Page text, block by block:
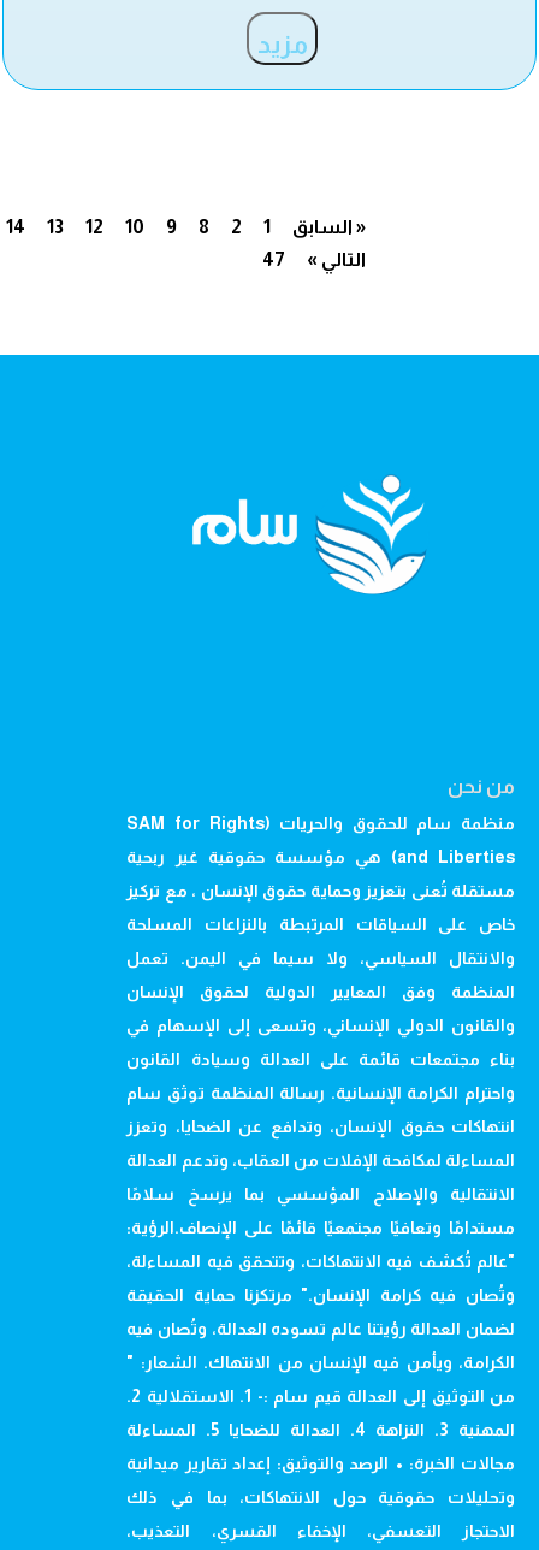
مزيد
« السابق 1
2
8
9
10
12
13
14
47
التالي »
من نحن
منظمة سام للحقوق والحريات (SAM for Rights
and Liberties) هي مؤسسة حقوقية غير ربحية
مستقلة تُعنى بتعزيز وحماية حقوق الإنسان ، مع تركيز
خاص على السياقات المرتبطة بالنزاعات المسلحة
والانتقال السياسي، ولا سيما في اليمن. تعمل
المنظمة وفق المعايير الدولية لحقوق الإنسان
والقانون الدولي الإنساني، وتسعى إلى الإسهام في
بناء مجتمعات قائمة على العدالة وسيادة القانون
واحترام الكرامة الإنسانية. رسالة المنظمة توثق سام
انتهاكات حقوق الإنسان، وتدافع عن الضحايا، وتعزز
المساءلة لمكافحة الإفلات من العقاب، وتدعم العدالة
الانتقالية والإصلاح المؤسسي بما يرسخ سلامًا
مستدامًا وتعافيًا مجتمعيًا قائمًا على الإنصاف.الرؤية:
"عالم تُكشف فيه الانتهاكات، وتتحقق فيه المساءلة،
وتُصان فيه كرامة الإنسان." مرتكزنا حماية الحقيقة
لضمان العدالة رؤيتنا عالم تسوده العدالة، وتُصان فيه
الكرامة، ويأمن فيه الإنسان من الانتهاك. الشعار: "
من التوثيق إلى العدالة قيم سام :- 1. الاستقلالية 2.
المهنية 3. النزاهة 4. العدالة للضحايا 5. المساءلة
مجالات الخبرة: • الرصد والتوثيق: إعداد تقارير ميدانية
وتحليلات حقوقية حول الانتهاكات، بما في ذلك
الاحتجاز التعسفي، الإخفاء القسري، التعذيب،